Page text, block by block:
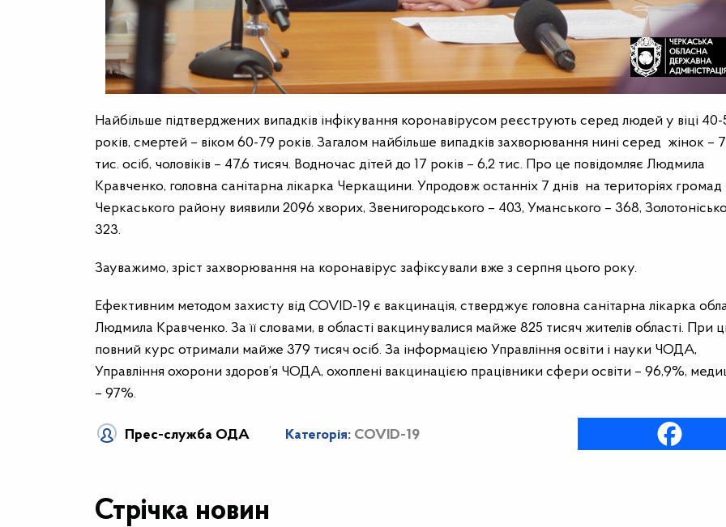
Найбільше підтверджених випадків інфікування коронавірусом реєструють серед людей у віці 40-
років, смертей – віком 60-79 років. Загалом найбільше випадків захворювання нині серед жінок –
тис. осіб, чоловіків – 47,6 тисяч. Водночас дітей до 17 років – 6,2 тис. Про це повідомляє Людмила
Кравченко, головна санітарна лікарка Черкащини. Упродовж останніх 7 днів на територіях громад
Черкаського району виявили 2096 хворих, Звенигородського – 403, Уманського – 368,
323.
Зауважимо, зріст захворювання на коронавірус зафіксували вже з серпня цього року.
Ефективним методом захисту від COVID-19 є вакцинація, стверджує головна санітарна лікарка
Людмила Кравченко. За її словами, в області вакцинувалися майже 825 тисяч жителів області. При
повний курс отримали майже 379 тисяч осіб. За інформацією Управління освіти і науки ЧОДА,
Управління охорони здоров’я ЧОДА, охоплені вакцинацією працівники сфери освіти – 96,9%,
– 97%.
Прес-служба ОДА Категорія: COVID-19
Стрічка новин